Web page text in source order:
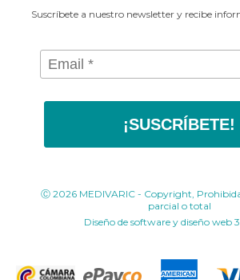
Suscríbete a nuestro newsletter y recibe
¡SUSCRÍBETE!
Ⓒ 2026 MEDIVARIC - Copyright,
parcial o total
Diseño de software y diseño web